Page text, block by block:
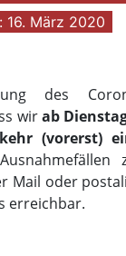
März 2020
des
wirab
(vorerst)
Mail oder
erreichbar.